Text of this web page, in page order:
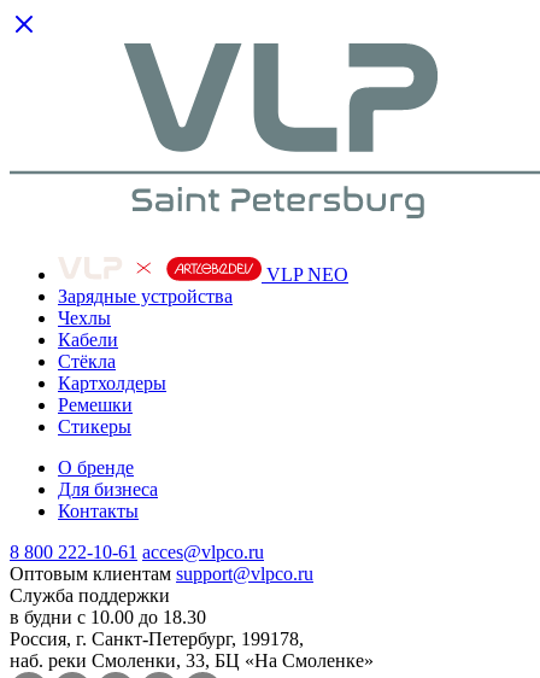
VLP NEO
Зарядные устройства
Чехлы
Кабели
Cтёкла
Картхолдеры
Ремешки
Стикеры
О бренде
Для бизнеса
Контакты
8 800 222-10-61 acces@vlpco.ru
Оптовым клиентам support@vlpco.ru
Служба поддержки
в будни с 10.00 до 18.30
Россия, г. Санкт-Петербург, 199178,
наб. реки Смоленки, 33, БЦ «На Смоленке»